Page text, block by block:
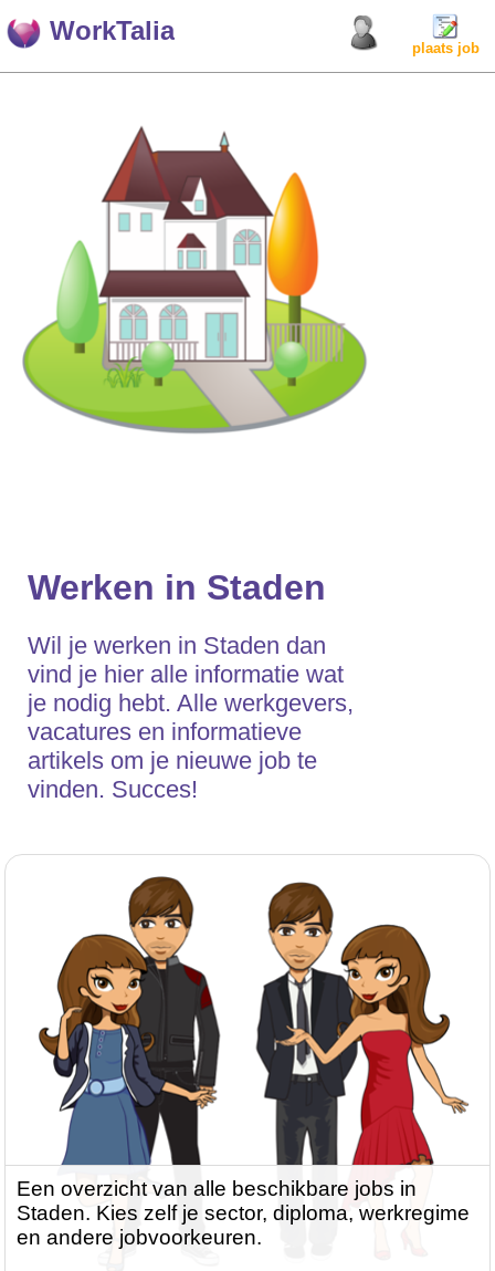
WorkTalia
plaats job
Werken in Staden
Wil je werken in Staden dan
vind je hier alle informatie wat
je nodig hebt. Alle werkgevers,
vacatures en informatieve
artikels om je nieuwe job te
vinden. Succes!
Een overzicht van alle beschikbare jobs in
Staden. Kies zelf je sector, diploma, werkregime
en andere jobvoorkeuren.